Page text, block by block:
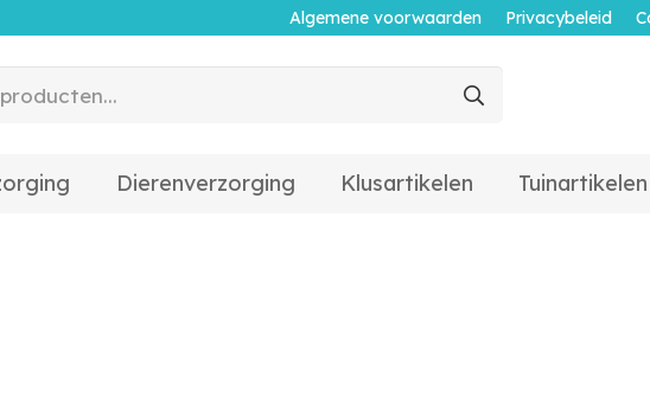
Algemene voorwaarden Privacybeleid
Dierenverzorging Klusartikelen Tuinartikelen